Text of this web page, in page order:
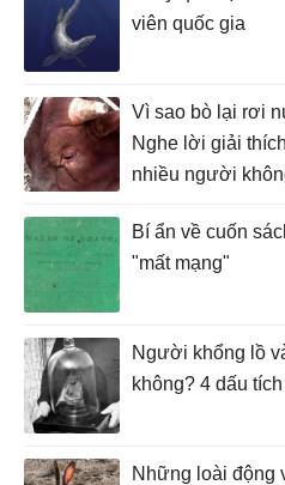
viên quốc gia
Vì sao bò lại rơi
Nghe lời giải
nhiều người
Bí ẩn về cuốn
"mất mạng"
Người khổng lồ
không? 4 dấu
Những loài động